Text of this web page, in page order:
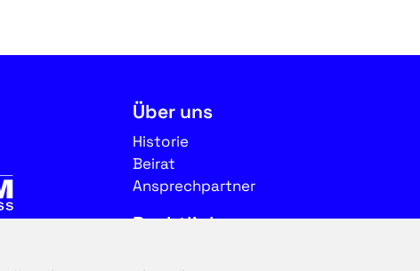
Über uns
Historie
Beirat
Ansprechpartner
Rechtliches
Impressum